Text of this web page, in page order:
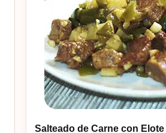
Salteado de Carne con Elote